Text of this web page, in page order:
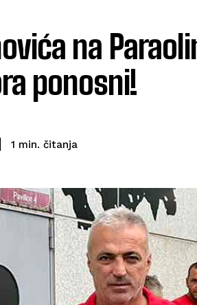
na
ponosni!
1 min. čitanja